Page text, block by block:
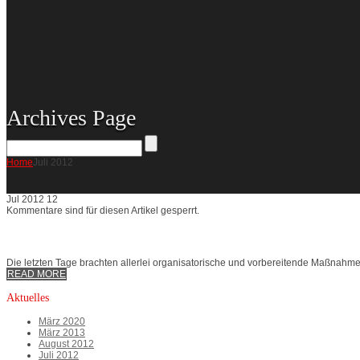
Archives Page
HomeJuli 2012
Jul 2012 12
Kommentare sind für diesen Artikel gesperrt.
Die letzten Tage brachten allerlei organisatorische und vorbereitende
READ MORE
Aktuelles
März 2020
März 2013
August 2012
Juli 2012